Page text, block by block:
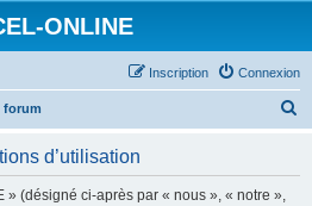
ONLINE
Connexion
Inscription
forum
d’utilisation
» (désigné ci-après par « nous », « notre »,